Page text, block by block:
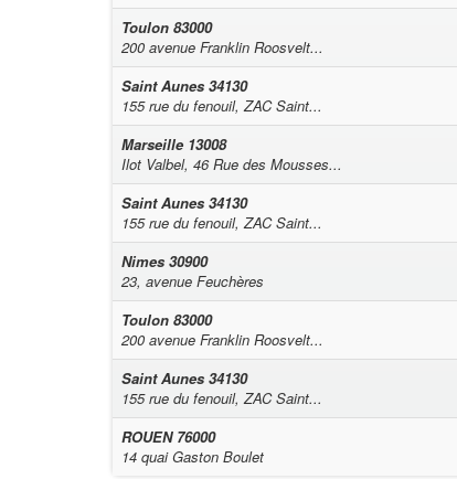
Toulon 83000
200 avenue Franklin Roosvelt...
Saint Aunes 34130
155 rue du fenouil, ZAC Saint...
Marseille 13008
Ilot Valbel, 46 Rue des Mousses...
Saint Aunes 34130
155 rue du fenouil, ZAC Saint...
Nimes 30900
23, avenue Feuchères
Toulon 83000
200 avenue Franklin Roosvelt...
Saint Aunes 34130
155 rue du fenouil, ZAC Saint...
ROUEN 76000
14 quai Gaston Boulet